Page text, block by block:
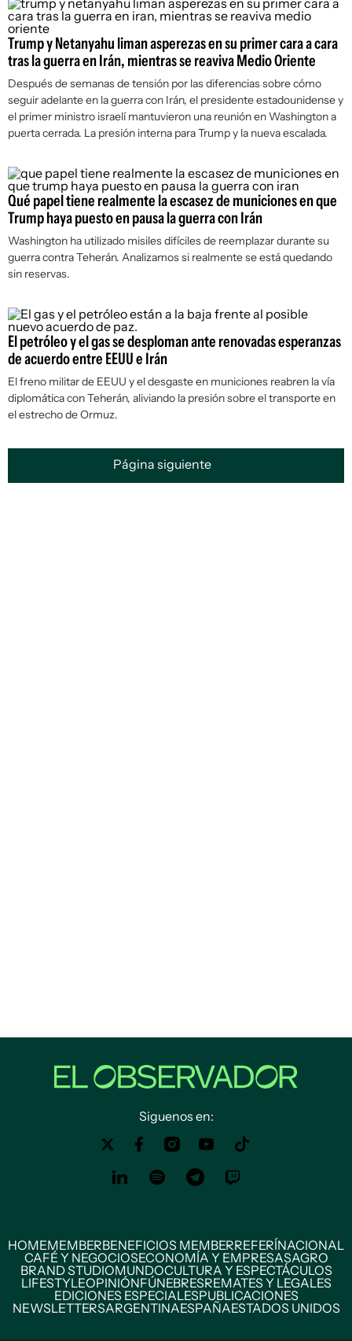
Trump y Netanyahu liman asperezas en su primer cara a cara
tras la guerra en Irán, mientras se reaviva Medio Oriente
Después de semanas de tensión por las diferencias sobre cómo
seguir adelante en la guerra con Irán, el presidente estadounidense y
el primer ministro israelí mantuvieron una reunión en Washington a
puerta cerrada. La presión interna para Trump y la nueva escalada.
Qué papel tiene realmente la escasez de municiones en que
Trump haya puesto en pausa la guerra con Irán
Washington ha utilizado misiles difíciles de reemplazar durante su
guerra contra Teherán. Analizamos si realmente se está quedando
sin reservas.
El petróleo y el gas se desploman ante renovadas esperanzas
de acuerdo entre EEUU e Irán
El freno militar de EEUU y el desgaste en municiones reabren la vía
diplomática con Teherán, aliviando la presión sobre el transporte en
el estrecho de Ormuz.
Página siguiente
Siguenos en:
HOMEMEMBERBENEFICIOS MEMBERREFERÍNACIONAL
CAFÉ Y NEGOCIOSECONOMÍA Y EMPRESASAGRO
BRAND STUDIOMUNDOCULTURA Y ESPECTÁCULOS
LIFESTYLEOPINIÓNFÚNEBRESREMATES Y LEGALES
EDICIONES ESPECIALESPUBLICACIONES
NEWSLETTERSARGENTINAESPAÑAESTADOS UNIDOS